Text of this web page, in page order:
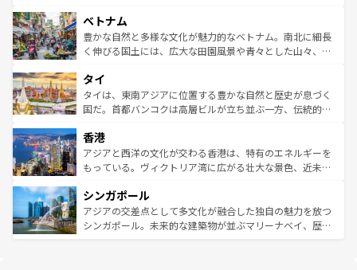
参照してほしい。
容にもいいと評判のスイーツなど、バラエティ豊かな料理
が味わえる。 なお、新着の台湾情報は コンテンツ一覧を参
照してほしい。
き、地方に足を延ばせば四季折々の自然美を楽しむことが
できる。そして、キムチや焼肉、絶品のストリートフード
まで、さまざまな韓国料理が待っている。夜には、韓国な
リティに包まれながら、韓国の多彩な魅力を心ゆくまで味
わってみてほしい。 なお、新着の韓国情報はコンテンツ一
覧を参照してほしい。
ベトナム
豊かな自然と多様な文化が魅力的なベトナム。南北に細長
く伸びる国土には、広大な田園風景や青々とした山々、世
急速な発展と共に伝統が息づく。ハノイの古い町並みやホ
ーチミン市のフランス統治時代の建物も、独特の雰囲気を
醸し出している。また、バラエティの豊かさとおいしさで
とつ。フォーやバインミー、ベトナムコーヒーなどは、ぜ
ひ現地で味わいたい。どの地域を訪れてもあたたかい人々
が旅行者を迎えてくれるので、きっと忘れられない旅にな
参照してほしい。
タイ
タイは、東南アジアに位置する豊かな自然と歴史が息づく
国だ。首都バンコクは高層ビルが立ち並ぶ一方、伝統的な
の活気が交差している。北部ではチェンマイなどの山岳地
帯で自然と触れ合い、南部ではプーケットやクラビの美し
いビーチでリゾート気分を楽しむことができる。タイ料理
激する。気候は一年中温暖で、どの季節にも異なる楽しみ
が待っている。親しみやすいタイの人々、仏教を中心とし
た文化、そして多様な観光資源が、訪れる旅人を魅了し続
香港
アジアと西洋の文化が交わる香港は、特有のエネルギーを
もっている。ヴィクトリア湾に広がる壮大な景色、近未来
み、どこを訪れても感動するはず。観光スポットが密集し
ており、効率よく見どころを回れるのも魅力。息をのむよ
うな絶景から文化的な体験まで、香港を存分に楽しみ尽く
シンガポール
アジアの交差点として多文化が融合した独自の魅力を放つ
シンガポール。未来的な建築物が並ぶマリーナベイ、歴史